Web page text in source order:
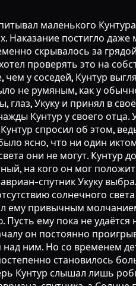
что особым подвигом докажет соплеменникам, на что он способен, и был полон решимости во что бы то ни стало схватить мага Руми. Вдруг он увидел всё ещё связанных иктомизавров и подумал, что раз маг Руми смог управлять ими с помощью злых чар, то, возможно, и он сможет использовать свою силу, чтобы заставить иктомизавров отыскать следы сбежавшего мага и распознать его в новом облике. Когда он освободил иктомизавров, бедняжки ещё не пришли в себя после действия злых чар. Они метались и выли, Кунтуру потребовалось немало усилий, чтобы их успокоить. Кунтур с первого взгляда узнал самого храброго из них. «Тебе придётся отправиться вместе со мной на поиски мага Руми, ради моей славы... ну, и ради воинов племени, превращённых в пакпаков». Иктомизавр явно не желал подчиняться и пытался высвободиться, но Кунтур держал его, не давая пошевелиться. Видя, с какой грустью смотрит на него завриан, отважный Кунтур ощутил страх. Конечно, он мог укротить иктомизавра, но тогда чем же он будет отличаться от мага Руми? Решение пришло к нему без особых колебаний. «Давай! Лети, куда хочешь». Как только Кунтур ослабил хватку, иктомизавр взмахнул крыльями и исчез в небе. Кунтур отправился на поиски мага Руми в одиночку. Освобождённый завриан не умел говорить, а подвиг, у которого нет свидетелей, не приносит славы. Кунтур сделал первый шаг, чтобы доказать, на что он способен, и этот шаг не мог не огорчать: маг Руми превратился в пыль и скрылся в неизвестном направлении. Он прежде слышал о маге Руми от рассказчиков племени и хорошо осведомлённых гонцов и предполагал, что тот может принять облик животного, чтобы его не выследили, поэтому по пути сражался с длинношеими носорогами и сверлил глазами кузнечиков, но